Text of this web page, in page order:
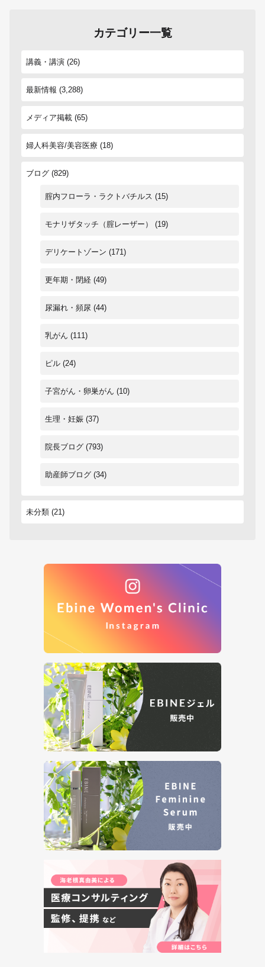
カテゴリー一覧
講義・講演 (26)
最新情報 (3,288)
メディア掲載 (65)
婦人科美容/美容医療 (18)
ブログ (829)
腟内フローラ・ラクトバチルス (15)
モナリザタッチ（腟レーザー） (19)
デリケートゾーン (171)
更年期・閉経 (49)
尿漏れ・頻尿 (44)
乳がん (111)
ピル (24)
子宮がん・卵巣がん (10)
生理・妊娠 (37)
院長ブログ (793)
助産師ブログ (34)
未分類 (21)